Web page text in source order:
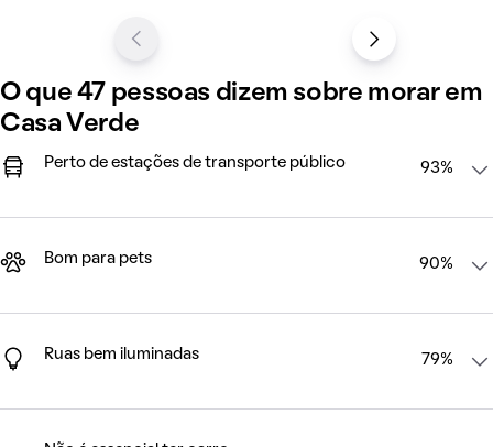
O que 47 pessoas dizem sobre morar em
Casa Verde
Perto de estações de transporte público 93%
Bom para pets 90%
Ruas bem iluminadas 79%